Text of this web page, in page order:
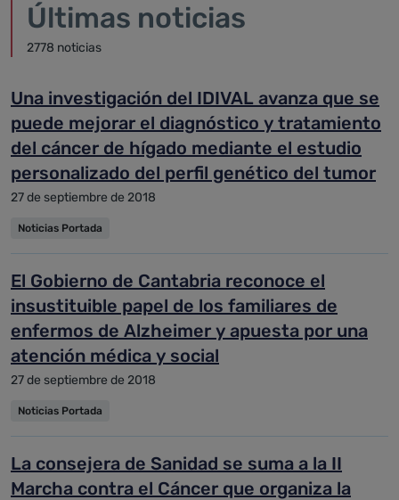
Últimas noticias
2778 noticias
Una investigación del IDIVAL avanza que se
puede mejorar el diagnóstico y tratamiento
del cáncer de hígado mediante el estudio
personalizado del perfil genético del tumor
27 de septiembre de 2018
Noticias Portada
El Gobierno de Cantabria reconoce el
insustituible papel de los familiares de
enfermos de Alzheimer y apuesta por una
atención médica y social
27 de septiembre de 2018
Noticias Portada
La consejera de Sanidad se suma a la II
Marcha contra el Cáncer que organiza la